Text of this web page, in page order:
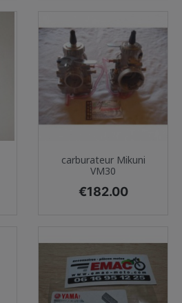
carburateur Mikuni
VM30
Price
€182.00